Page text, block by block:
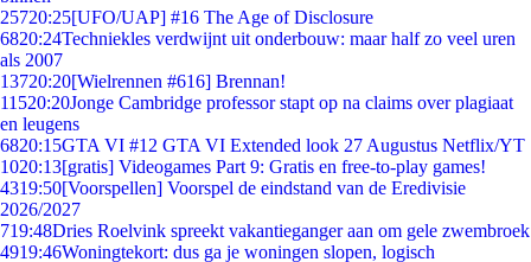
25720:25[UFO/UAP] #16 The Age of Disclosure
6820:24Techniekles verdwijnt uit onderbouw: maar half zo veel uren
als 2007
13720:20[Wielrennen #616] Brennan!
11520:20Jonge Cambridge professor stapt op na claims over plagiaat
en leugens
6820:15GTA VI #12 GTA VI Extended look 27 Augustus Netflix/YT
1020:13[gratis] Videogames Part 9: Gratis en free-to-play games!
4319:50[Voorspellen] Voorspel de eindstand van de Eredivisie
2026/2027
719:48Dries Roelvink spreekt vakantieganger aan om gele zwembroek
4919:46Woningtekort: dus ga je woningen slopen, logisch